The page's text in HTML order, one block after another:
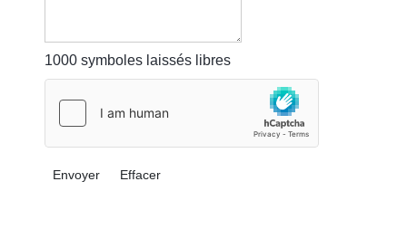
1000 symboles laissés libres
Envoyer Effacer